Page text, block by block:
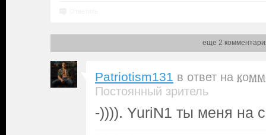
еще 2
Patriotism131 в ответ на
Постоянный зритель
-)))). YuriN1 ты меня на